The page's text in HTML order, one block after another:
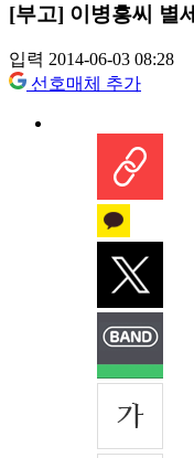
[부고] 이병흥씨 별
입력 2014-06-03 08:28
선호매체 추가